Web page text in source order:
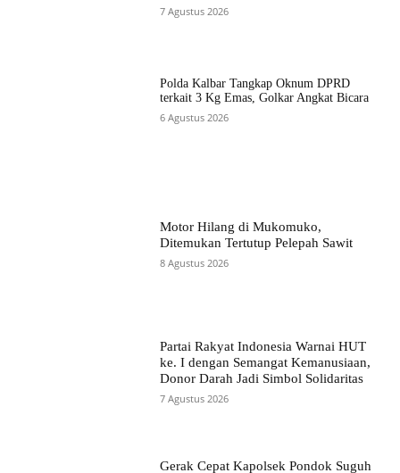
7 Agustus 2026
Polda Kalbar Tangkap Oknum DPRD
terkait 3 Kg Emas, Golkar Angkat Bicara
6 Agustus 2026
Motor Hilang di Mukomuko,
Ditemukan Tertutup Pelepah Sawit
8 Agustus 2026
Partai Rakyat Indonesia Warnai HUT
ke. I dengan Semangat Kemanusiaan,
Donor Darah Jadi Simbol Solidaritas
7 Agustus 2026
Gerak Cepat Kapolsek Pondok Suguh